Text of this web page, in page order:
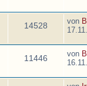
14528 von
11446 von